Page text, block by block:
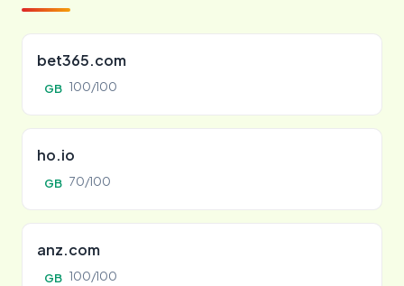
bet365.com
GB 100/100
ho.io
GB 70/100
anz.com
GB 100/100